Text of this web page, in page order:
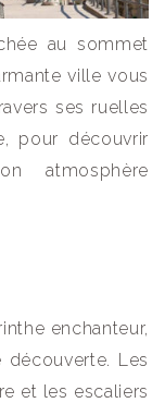
au sommet
ville vous
ses ruelles
pour découvrir
atmosphère
enchanteur,
Les
et les escaliers